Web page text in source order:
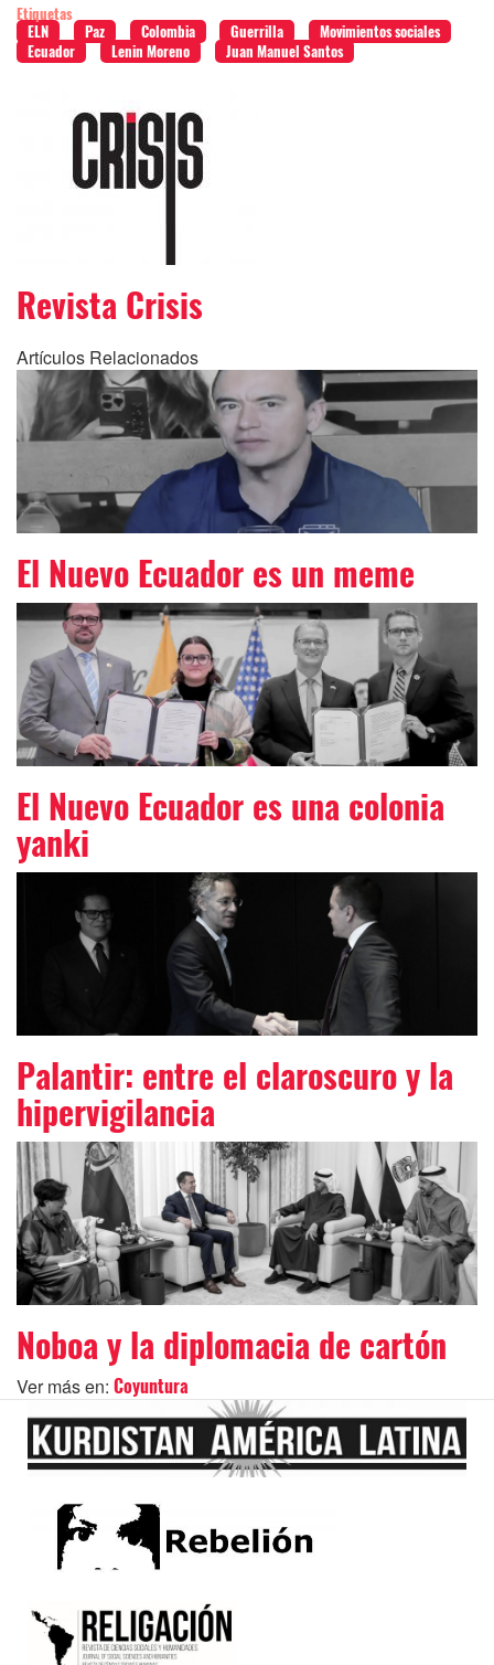
Etiquetas
ELN
Paz Colombia Guerrilla
Movimientos sociales
Ecuador
Lenin Moreno Juan Manuel Santos
Revista Crisis
Artículos Relacionados
El Nuevo Ecuador es un meme
El Nuevo Ecuador es una colonia
yanki
Palantir: entre el claroscuro y la
hipervigilancia
Noboa y la diplomacia de cartón
Ver más en: Coyuntura